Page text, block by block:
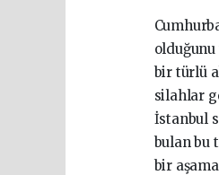
bir türlü
silahlar
İstanbul
bulan bu
bir